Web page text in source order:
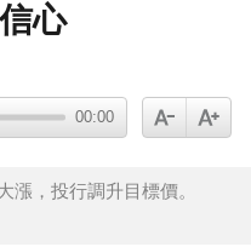
心
00:00
漲，投行調升目標價。